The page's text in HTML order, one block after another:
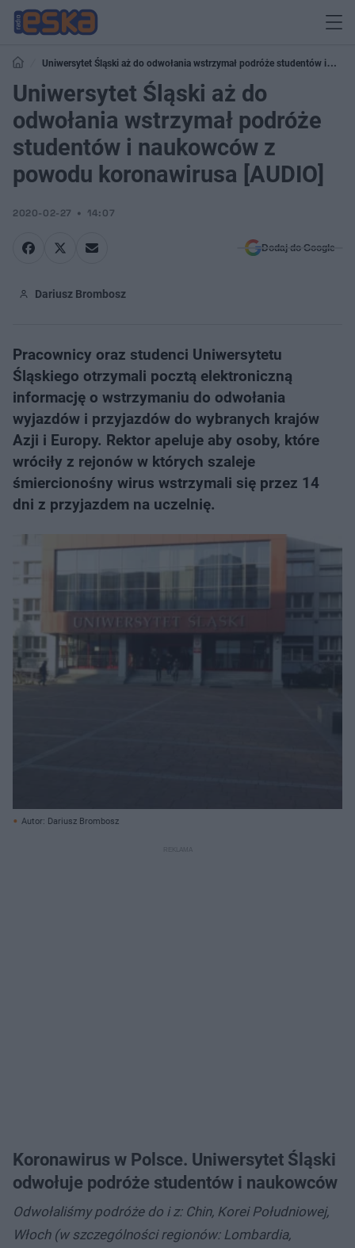
Uniwersytet Śląski aż do odwołania wstrzymał podróże studentów i
naukowców z powodu koronawirusa [AUDIO]
Uniwersytet Śląski aż do
odwołania wstrzymał podróże
studentów i naukowców z
powodu koronawirusa [AUDIO]
2020-02-27 14:07
Dodaj do Google
Dariusz Brombosz
Pracownicy oraz studenci Uniwersytetu
Śląskiego otrzymali pocztą elektroniczną
informację o wstrzymaniu do odwołania
wyjazdów i przyjazdów do wybranych krajów
Azji i Europy. Rektor apeluje aby osoby, które
wróciły z rejonów w których szaleje
śmiercionośny wirus wstrzymali się przez 14
dni z przyjazdem na uczelnię.
Autor: Dariusz Brombosz
Koronawirus w Polsce. Uniwersytet Śląski
odwołuje podróże studentów i naukowców
Odwołaliśmy podróże do i z: Chin, Korei Południowej,
Włoch (w szczególności regionów: Lombardia,